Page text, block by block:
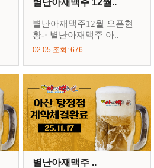
별난아재맥주12월 오픈현
황-· 별난아재맥주 아..
02.05 조회: 676
별난아재맥주 ..